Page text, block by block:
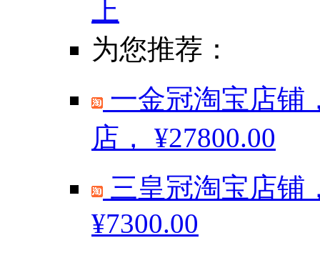
上
为您推荐：
一金冠淘宝店铺
店， ¥27800.00
三皇冠淘宝店铺
¥7300.00